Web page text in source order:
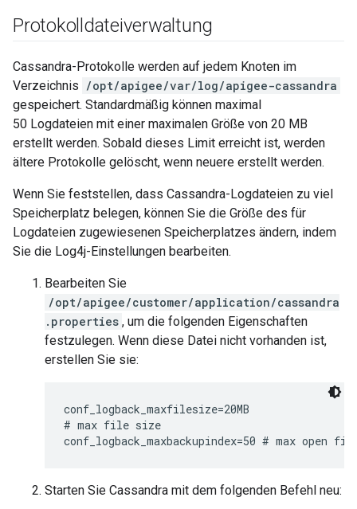
Protokolldateiverwaltung
Cassandra-Protokolle werden auf jedem Knoten im
Verzeichnis /opt/apigee/var/log/apigee-cassandra
gespeichert. Standardmäßig können maximal
50 Logdateien mit einer maximalen Größe von 20 MB
erstellt werden. Sobald dieses Limit erreicht ist, werden
ältere Protokolle gelöscht, wenn neuere erstellt werden.
Wenn Sie feststellen, dass Cassandra-Logdateien zu viel
Speicherplatz belegen, können Sie die Größe des für
Logdateien zugewiesenen Speicherplatzes ändern, indem
Sie die Log4j-Einstellungen bearbeiten.
Bearbeiten Sie
/opt/apigee/customer/application/cassandra
.properties , um die folgenden Eigenschaften
festzulegen. Wenn diese Datei nicht vorhanden ist,
erstellen Sie sie:
conf_logback_maxfilesize=20MB
# max file size
conf_logback_maxbackupindex=50 # max open
Starten Sie Cassandra mit dem folgenden Befehl neu: